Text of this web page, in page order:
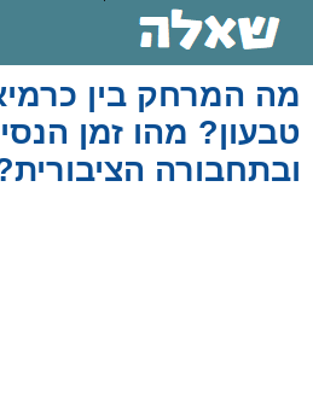
מה המרחק בין
טבעון? מהו זמן
ובתחבורה